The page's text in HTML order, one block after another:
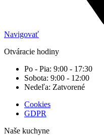
Navigovať
Otváracie hodiny
Po - Pia: 9:00 - 17:30
Sobota: 9:00 - 12:00
Nedeľa: Zatvorené
Cookies
GDPR
Naše kuchyne